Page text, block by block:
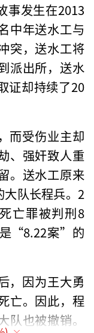
事发生在2013
中年送水工与
突，送水工将
派出所，送水
证却持续了20
而受伤业主却
、强奸致人重
。送水工原来
大队长程兵。2
亡罪被判刑8
是“8.22案”的
，因为王大勇
亡。因此，程
也被撤销。